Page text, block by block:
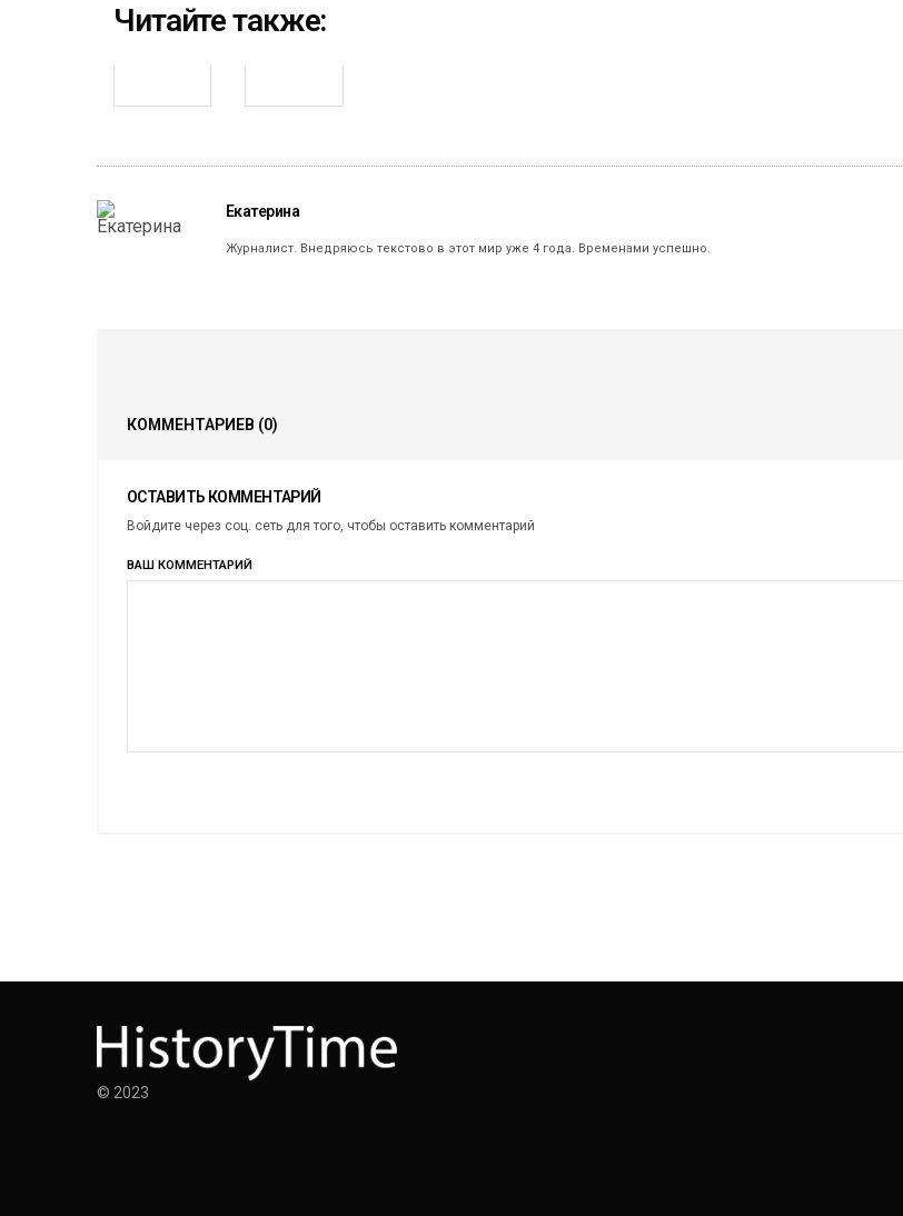
Читайте также:
Екатерина
Журналист. Внедряюсь текстово в этот мир уже 4 года. Временами успешно.
КОММЕНТАРИЕВ (0)
ОСТАВИТЬ КОММЕНТАРИЙ
Войдите через соц. сеть для того, чтобы оставить комментарий
ВАШ КОММЕНТАРИЙ
© 2023